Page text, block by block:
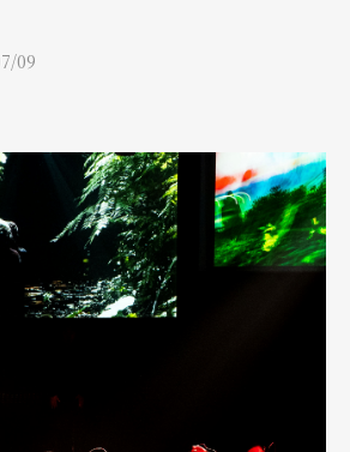
位帶著破碎心靈前來療傷的女子，意外遇
曖昧情愫；頹廢的男子與多年未見的前任
口時，卻發現對方早已有了新的歸屬；一
些因誤會而失去彼此的；一對中年夫妻，在
日復一日的生活摩擦爭執，而重新思考彼此
的友誼而遲遲不敢表露心意的男女，最終發
著自己。這些故事的背景與人物各異，卻共
與遺憾、錯過與重逢，展現出人性最真實而
09